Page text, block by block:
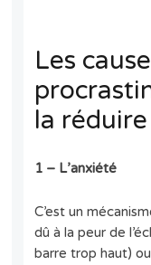
Les
la réduire
1 – L’anxiété
C’est un
dû à la peur de
barre trop haut)